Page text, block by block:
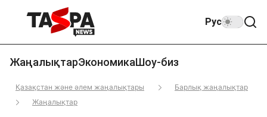
Рус
ЖаңалықтарЭкономикаШоу-биз
Қазақстан және әлем жаңалықтары
Барлық жаңалықтар
Жаңалықтар